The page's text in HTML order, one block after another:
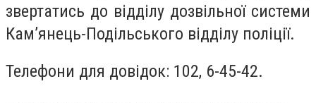
звертатись до відділу дозвільної системи
Кам’янець-Подільського відділу поліції.
Телефони для довідок: 102, 6-45-42.